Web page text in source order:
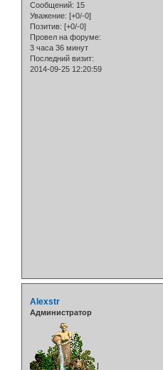
Сообщений: 15
Уважение: [+0/-0]
Позитив: [+0/-0]
Провел на форуме:
3 часа 36 минут
Последний визит:
2014-09-25 12:20:59
Alexstr
Администратор